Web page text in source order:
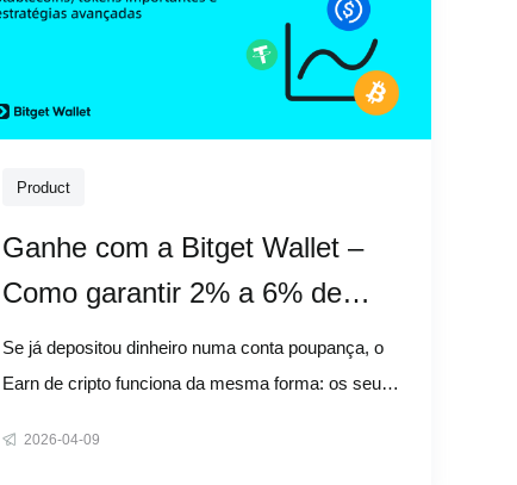
Product
Ganhe com a Bitget Wallet –
Como garantir 2% a 6% de
APY nas suas cripto
Se já depositou dinheiro numa conta poupança, o
Earn de cripto funciona da mesma forma: os seus
2026-04-09